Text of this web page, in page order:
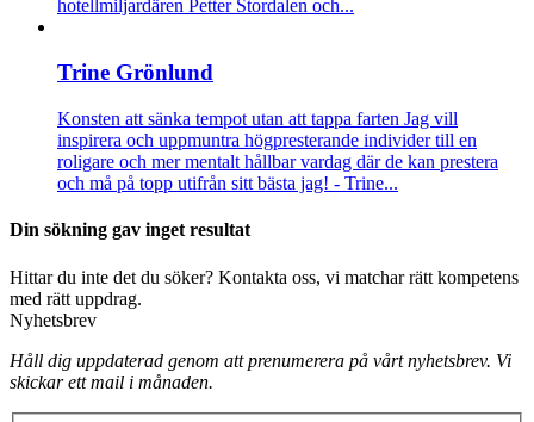
hotellmiljardären Petter Stordalen och...
Trine Grönlund
Konsten att sänka tempot utan att tappa farten Jag vill
inspirera och uppmuntra högpresterande individer till en
roligare och mer mentalt hållbar vardag där de kan prestera
och må på topp utifrån sitt bästa jag! - Trine...
Din sökning gav inget resultat
Hittar du inte det du söker? Kontakta oss, vi matchar rätt kompetens
med rätt uppdrag.
Nyhetsbrev
Håll dig uppdaterad genom att prenumerera på vårt nyhetsbrev. Vi
skickar ett mail i månaden.